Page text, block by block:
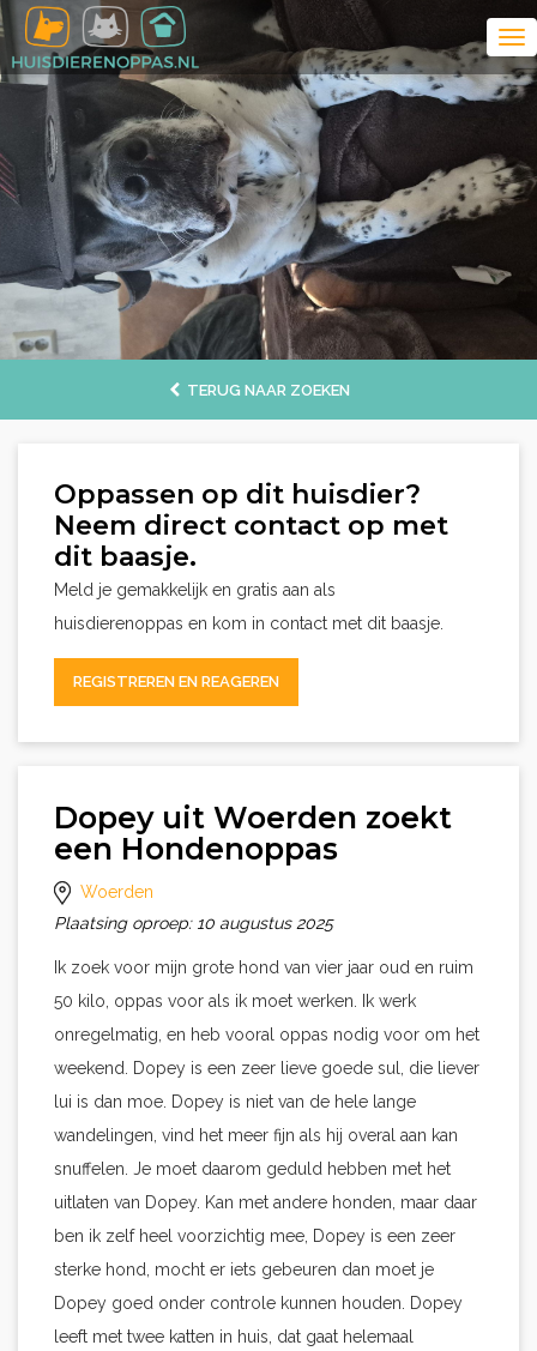
TERUG NAAR ZOEKEN
Oppassen op dit huisdier?
Neem direct contact op met
dit baasje.
Meld je gemakkelijk en gratis aan als
huisdierenoppas en kom in contact met dit baasje.
REGISTREREN EN REAGEREN
Dopey uit Woerden zoekt
een Hondenoppas
Woerden
Plaatsing oproep: 10 augustus 2025
Ik zoek voor mijn grote hond van vier jaar oud en ruim
50 kilo, oppas voor als ik moet werken. Ik werk
onregelmatig, en heb vooral oppas nodig voor om het
weekend. Dopey is een zeer lieve goede sul, die liever
lui is dan moe. Dopey is niet van de hele lange
wandelingen, vind het meer fijn als hij overal aan kan
snuffelen. Je moet daarom geduld hebben met het
uitlaten van Dopey. Kan met andere honden, maar daar
ben ik zelf heel voorzichtig mee, Dopey is een zeer
sterke hond, mocht er iets gebeuren dan moet je
Dopey goed onder controle kunnen houden. Dopey
leeft met twee katten in huis, dat gaat helemaal